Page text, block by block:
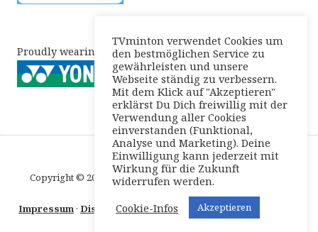
Proudly wearing
Copyright © 2026 · Alle Rechte vorbehalten. · TV Werther 04
Impressum· Disclaimer·Datenschutzerklärung·
TVminton verwendet Cookies um
den bestmöglichen Service zu
gewährleisten und unsere
Webseite ständig zu verbessern.
Mit dem Klick auf "Akzeptieren"
erklärst Du Dich freiwillig mit der
Verwendung aller Cookies
einverstanden (Funktional,
Analyse und Marketing). Deine
Einwilligung kann jederzeit mit
Wirkung für die Zukunft
widerrufen werden.
Cookie-Infos
Akzeptieren